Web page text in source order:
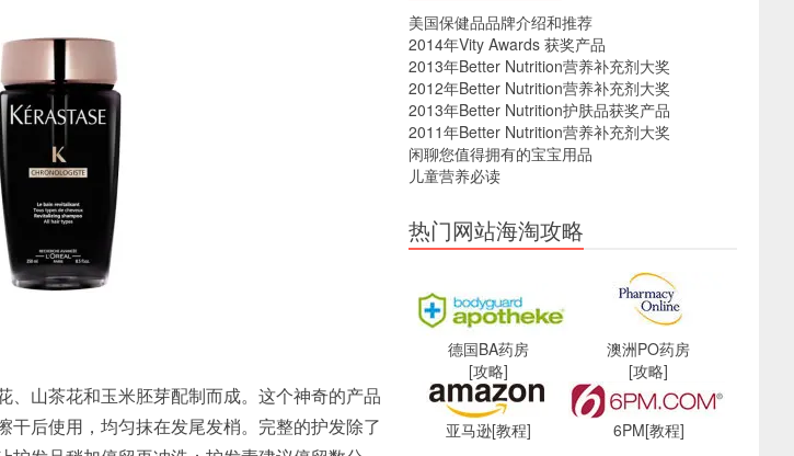
山茶花和玉米胚芽配制而成。这个神奇的产品
后使用，均匀抹在发尾发梢。完整的护发除了
美国保健品品牌介绍和推荐
2014年Vity Awards 获奖产品
2013年Better Nutrition营养补充剂大奖
2012年Better Nutrition营养补充剂大奖
2013年Better Nutrition护肤品获奖产品
2011年Better Nutrition营养补充剂大奖
闲聊您值得拥有的宝宝用品
儿童营养必读
热门网站海淘攻略
德国BA药房
[攻略]
澳洲PO药房
[攻略]
亚马逊[教程] 6PM[教程]